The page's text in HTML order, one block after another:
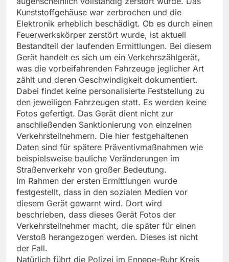
Kunststoffgehäuse war zerbrochen und die
Elektronik erheblich beschädigt. Ob es durch einen
Feuerwerkskörper zerstört wurde, ist aktuell
Bestandteil der laufenden Ermittlungen. Bei diesem
Gerät handelt es sich um ein Verkehrszählgerät,
was die vorbeifahrenden Fahrzeuge jeglicher Art
zählt und deren Geschwindigkeit dokumentiert.
Dabei findet keine personalisierte Feststellung zu
den jeweiligen Fahrzeugen statt. Es werden keine
Fotos gefertigt. Das Gerät dient nicht zur
anschließenden Sanktionierung von einzelnen
Verkehrsteilnehmern. Die hier festgehaltenen
Daten sind für spätere Präventivmaßnahmen wie
beispielsweise bauliche Veränderungen im
Straßenverkehr von großer Bedeutung.
Im Rahmen der ersten Ermittlungen wurde
festgestellt, dass in den sozialen Medien vor
diesem Gerät gewarnt wird. Dort wird
beschrieben, dass dieses Gerät Fotos der
Verkehrsteilnehmer macht, die später für einen
Verstoß herangezogen werden. Dieses ist nicht
der Fall.
Natürlich führt die Polizei im Ennepe-Ruhr Kreis